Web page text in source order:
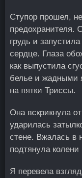
Ступор прошел,
предохранителя.
грудь и
сердце. Глаза
как выпустила
белье и жадными
на пятки Триссы.
Она вскрикнула
ударилась
стене. Вжалась в
подтянула колени
Я перевела